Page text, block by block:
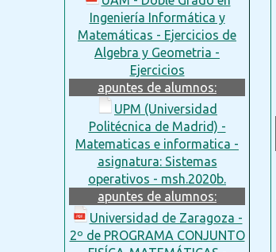
Ingeniería Informática y
Matemáticas - Ejercicios de
Algebra y Geometria -
Ejercicios
apuntes de alumnos:
UPM (Universidad
Politécnica de Madrid) -
Matematicas e informatica -
asignatura: Sistemas
operativos - msh.2020b.
apuntes de alumnos:
Universidad de Zaragoza -
2º de PROGRAMA CONJUNTO